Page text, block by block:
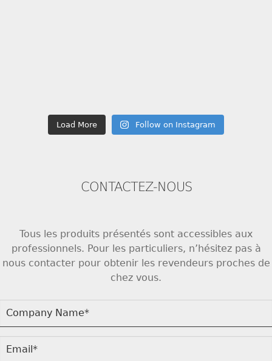
Load More Follow on Instagram
CONTACTEZ-NOUS
Tous les produits présentés sont accessibles aux
professionnels. Pour les particuliers, n’hésitez pas à
nous contacter pour obtenir les revendeurs proches de
chez vous.